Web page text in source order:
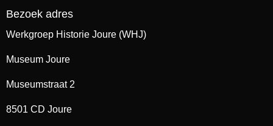
Bezoek adres
Werkgroep Historie Joure (WHJ)
Museum Joure
Museumstraat 2
8501 CD Joure